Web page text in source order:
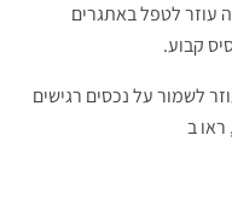
עוזר לטפל באתגרים
קבוע.
לשמור על נכסים רגישים
ראו ב